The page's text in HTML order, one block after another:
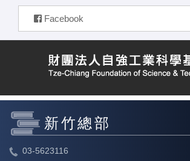
Facebook
新竹總部
03-5623116